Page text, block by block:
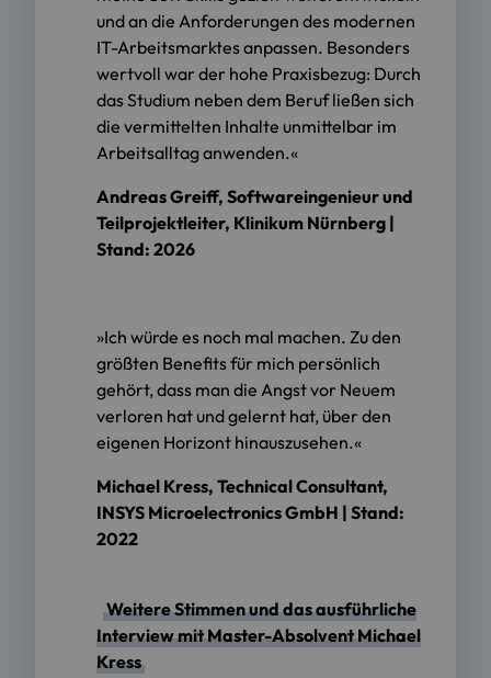
und an die Anforderungen des modernen
IT-Arbeitsmarktes anpassen. Besonders
wertvoll war der hohe Praxisbezug: Durch
das Studium neben dem Beruf ließen sich
die vermittelten Inhalte unmittelbar im
Arbeitsalltag anwenden.«
Andreas Greiff, Softwareingenieur und
Teilprojektleiter, Klinikum Nürnberg |
Stand: 2026
»Ich würde es noch mal machen. Zu den
größten Benefits für mich persönlich
gehört, dass man die Angst vor Neuem
verloren hat und gelernt hat, über den
eigenen Horizont hinauszusehen.«
Michael Kress, Technical Consultant,
INSYS Microelectronics GmbH | Stand:
2022
Weitere Stimmen und das ausführliche
Interview mit Master-Absolvent Michael
Kress